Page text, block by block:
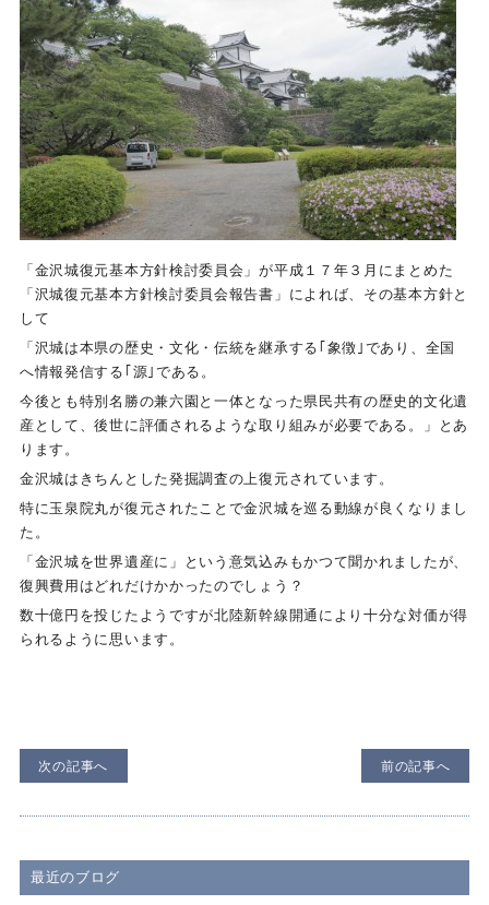
「金沢城復元基本方針検討委員会」が平成１７年３月にまとめた
「沢城復元基本方針検討委員会報告書」によれば、その基本方針と
して
「沢城は本県の歴史・文化・伝統を継承する｢象徴｣であり、全国
へ情報発信する｢源｣である。
今後とも特別名勝の兼六園と一体となった県民共有の歴史的文化遺
産として、後世に評価されるような取り組みが必要である。」とあ
ります。
金沢城はきちんとした発掘調査の上復元されています。
特に玉泉院丸が復元されたことで金沢城を巡る動線が良くなりまし
た。
「金沢城を世界遺産に」という意気込みもかつて聞かれましたが、
復興費用はどれだけかかったのでしょう？
数十億円を投じたようですが北陸新幹線開通により十分な対価が得
られるように思います。
次の記事へ 前の記事へ
最近のブログ